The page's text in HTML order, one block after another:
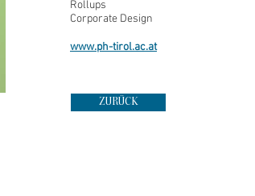
Rollups
Corporate Design
www.ph-tirol.ac.at
ZURÜCK